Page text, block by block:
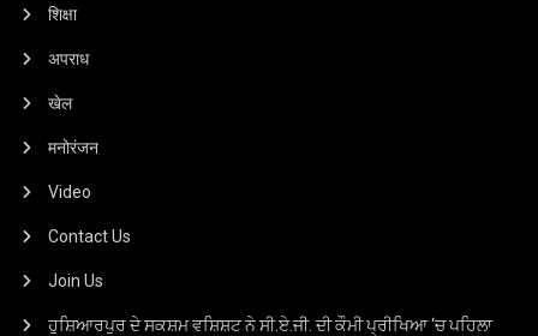
शिक्षा
अपराध
खेल
मनोरंजन
Video
Contact Us
Join Us
ਹੁਸ਼ਿਆਰਪੁਰ ਦੇ ਸਕਸ਼ਮ ਵਸ਼ਿਸ਼ਟ ਨੇ ਸੀ.ਏ.ਜੀ. ਦੀ ਕੌਮੀ ਪ੍ਰੀਖਿਆ ‘ਚ ਪਹਿਲਾ